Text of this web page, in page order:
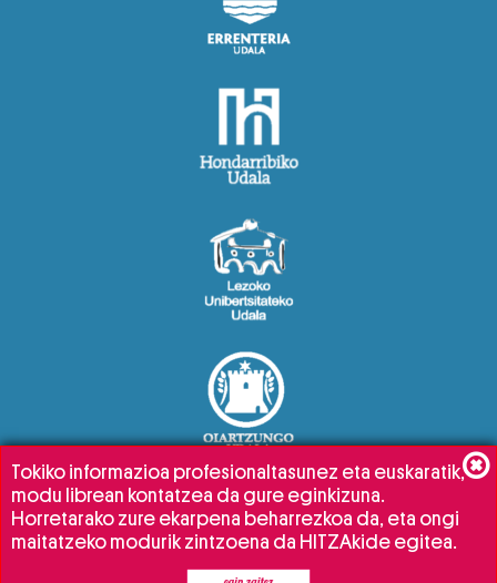
Tokiko informazioa profesionaltasunez eta euskaratik,
modu librean kontatzea da gure eginkizuna.
Horretarako zure ekarpena beharrezkoa da, eta ongi
maitatzeko modurik zintzoena da HITZAkide egitea.